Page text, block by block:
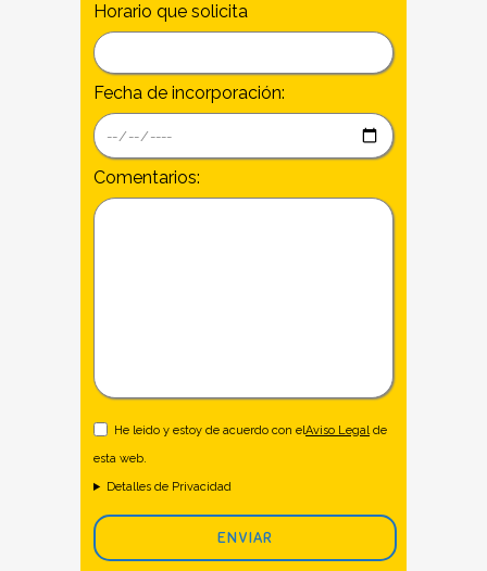
Horario que solicita
Fecha de incorporación:
Comentarios:
He leido y estoy de acuerdo con elAviso Legalde
esta web.
Detalles de Privacidad